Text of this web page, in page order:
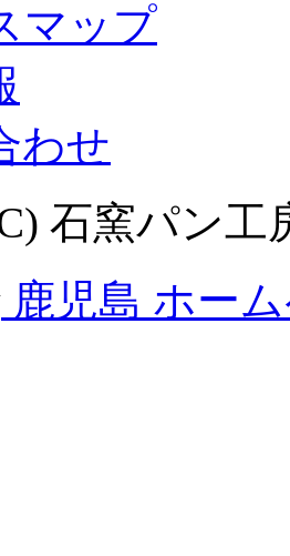
マップ
わせ
石窯パン工
鹿児島 ホー